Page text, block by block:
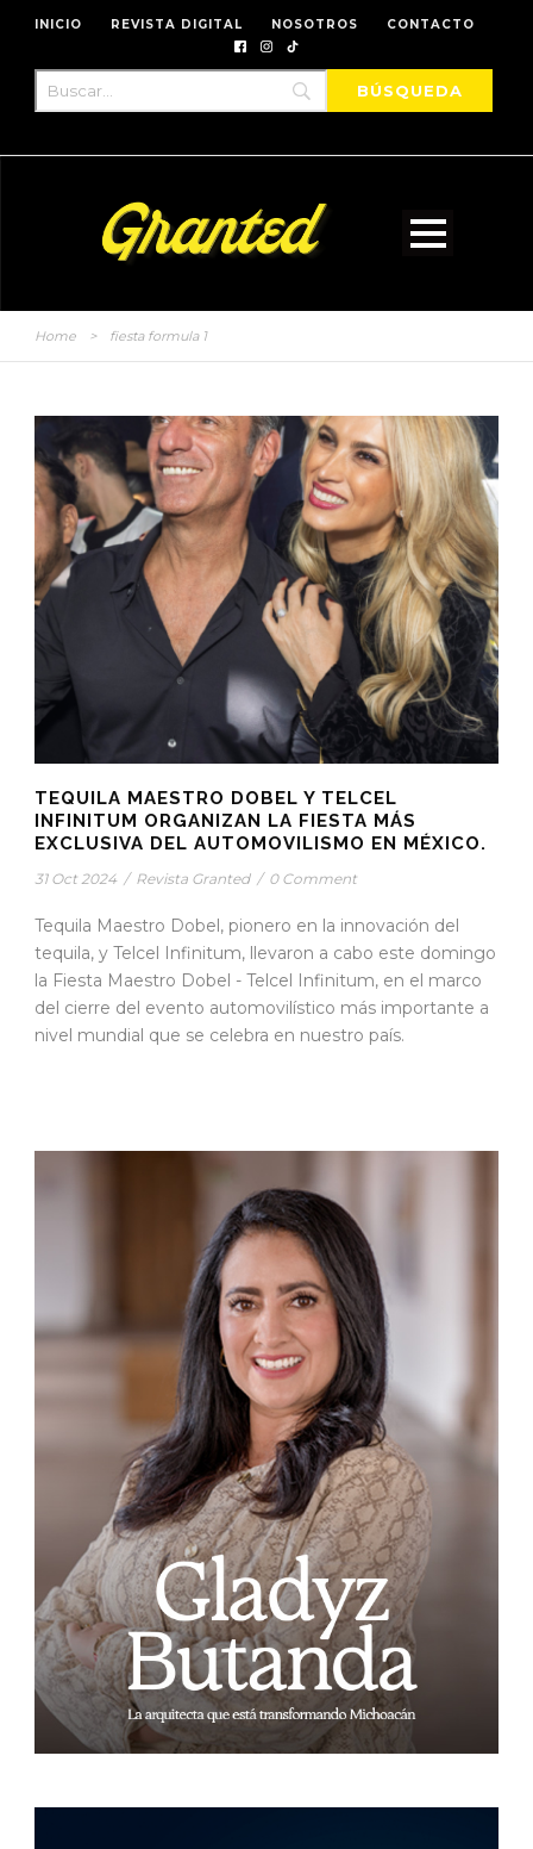
INICIO REVISTA DIGITAL NOSOTROS CONTACTO
Home > fiesta formula 1
TEQUILA MAESTRO DOBEL Y TELCEL
INFINITUM ORGANIZAN LA FIESTA MÁS
EXCLUSIVA DEL AUTOMOVILISMO EN MÉXICO.
31 Oct 2024 / Revista Granted / 0 Comment
Tequila Maestro Dobel, pionero en la innovación del
tequila, y Telcel Infinitum, llevaron a cabo este domingo
la Fiesta Maestro Dobel - Telcel Infinitum, en el marco
del cierre del evento automovilístico más importante a
nivel mundial que se celebra en nuestro país.